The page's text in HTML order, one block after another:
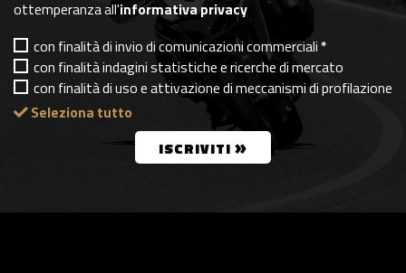
ottemperanza all'informativa privacy
con finalità di invio di comunicazioni commerciali*
con finalità indagini statistiche e ricerche di mercato
con finalità di uso e attivazione di meccanismi di profilazione
Seleziona tutto
ISCRIVITI »